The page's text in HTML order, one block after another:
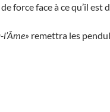
force face à ce qu’il est
l’Âme» remettra les